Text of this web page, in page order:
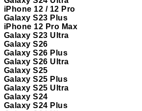
iPhone 12 / 12 Pro
Galaxy S23 Plus
iPhone 12 Pro Max
Galaxy S23 Ultra
Galaxy S26
Galaxy S26 Plus
Galaxy S26 Ultra
Galaxy S25
Galaxy S25 Plus
Galaxy S25 Ultra
Galaxy S24
Galaxy S24 Plus